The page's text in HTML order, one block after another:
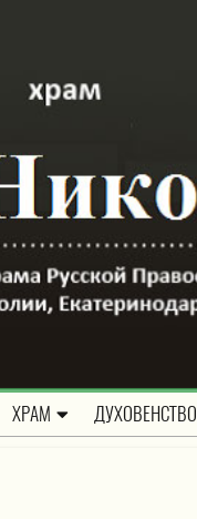
ХРАМ ДУХОВЕНСТВО